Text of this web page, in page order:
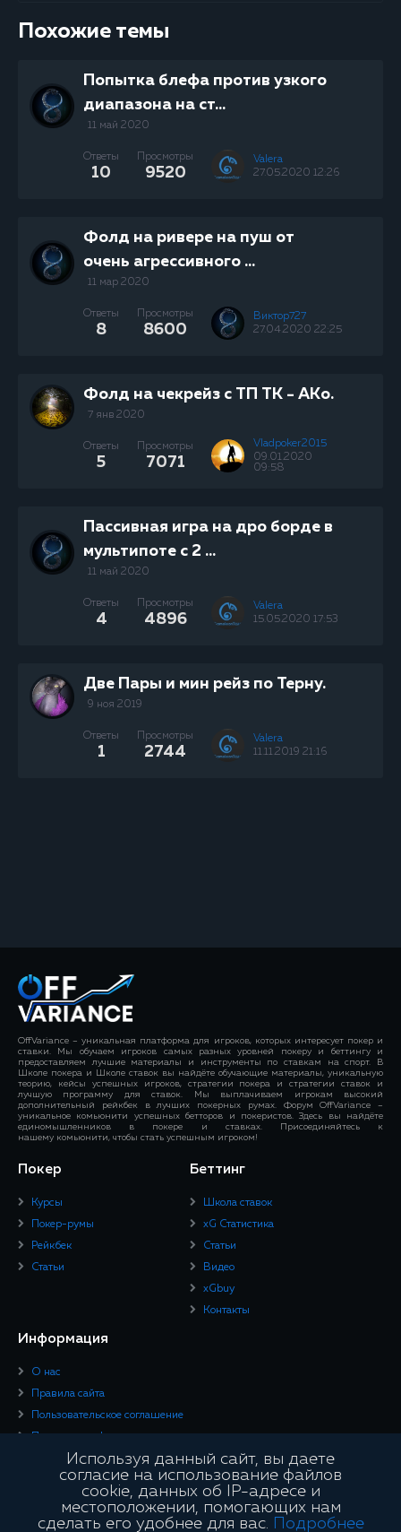
Похожие темы
Попытка блефа против узкого
диапазона на ст...
11 май 2020
Ответы
10
Просмотры
9520
Valera
27.05.2020 12:26
Фолд на ривере на пуш от
очень агрессивного ...
11 мар 2020
Ответы
8
Просмотры
8600
Виктор727
27.04.2020 22:25
Фолд на чекрейз с ТП ТК - АКo.
7 янв 2020
Ответы
5
Просмотры
7071
Vladpoker2015
09.01.2020
09:58
Пассивная игра на дро борде в
мультипоте с 2 ...
11 май 2020
Ответы
4
Просмотры
4896
Valera
15.05.2020 17:53
Две Пары и мин рейз по Терну.
9 ноя 2019
Ответы
1
Просмотры
2744
Valera
11.11.2019 21:16
OffVariance – уникальная платформа для игроков, которых интересует покер и
ставки. Мы обучаем игроков самых разных уровней покеру и беттингу и
предоставляем лучшие материалы и инструменты по ставкам на спорт. В
Школе покера и Школе ставок вы найдёте обучающие материалы, уникальную
теорию, кейсы успешных игроков, стратегии покера и стратегии ставок и
лучшую программу для ставок. Мы выплачиваем игрокам высокий
дополнительный рейкбек в лучших покерных румах. Форум OffVariance –
уникальное комьюнити успешных бетторов и покеристов. Здесь вы найдёте
единомышленников в покере и ставках. Присоединяйтесь к
нашему комьюнити, чтобы стать успешным игроком!
Покер
Курсы
Покер-румы
Рейкбек
Статьи
Беттинг
Школа ставок
xG Статистика
Статьи
Видео
xGbuy
Контакты
Информация
О нас
Правила сайта
Пользовательское соглашение
Политика конфиденциальности
Юридическая информация
Подписывайтесь
Используя данный сайт, вы даете
согласие на использование файлов
cookie, данных об IP-адресе и
местоположении, помогающих нам
сделать его удобнее для вас.
Подробнее